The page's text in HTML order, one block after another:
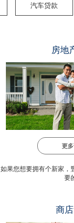
汽车贷款
房地
更
如果您想要拥有个新家，
要
商